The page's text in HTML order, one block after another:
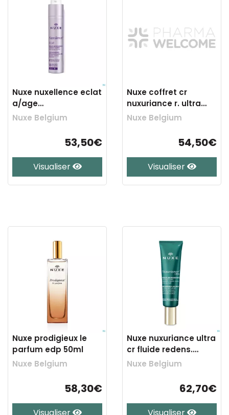
Nuxe nuxellence eclat
a/age
jeunesse&lumiere
Nuxe Belgium
53,50€
Visualiser
Nuxe coffret cr
nuxuriance r. ultra
50ml+serum 5ml
Nuxe Belgium
54,50€
Visualiser
Nuxe prodigieux le
parfum edp 50ml
Nuxe Belgium
58,30€
Nuxe nuxuriance ultra
cr fluide redens.
a/age 50ml
Nuxe Belgium
62,70€